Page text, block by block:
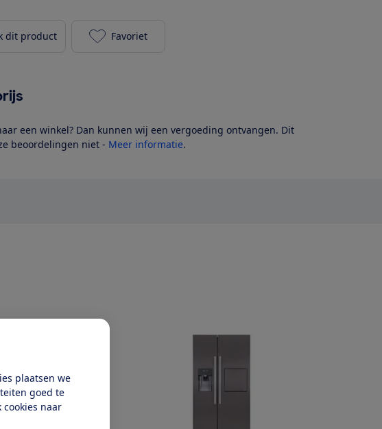
plaatsen we
goed te
naar
dit product Smeg FAB32ROR5 toevoegen aan je favorieten
Favoriet
een winkel? Dan kunnen wij een vergoeding ontvangen. Dit
beoordelingen niet - Meer informatie.